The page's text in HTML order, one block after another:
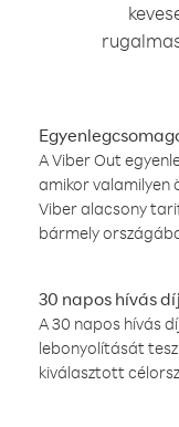
A Viber Out
amikor valamilyen
Viber alacsony
bármely
30 napos hívás
A 30 napos hívás
lebonyolítását
kiválasztott